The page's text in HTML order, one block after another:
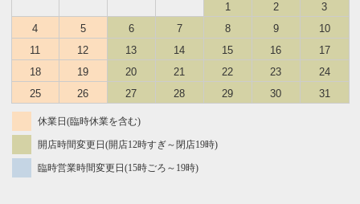
1 2
3
4
5 6 7 8 9
10
11
12 13 14 15 16
17
18
19 20 21 22 23
24
25
26 27 28 29 30 31
休業日(臨時休業を含む)
開店時間変更日(開店12時すぎ～閉店19時)
臨時営業時間変更日(15時ごろ～19時)